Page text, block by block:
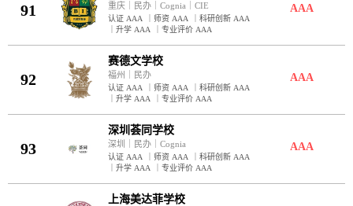
91 重庆 民办 ｜Cognia ｜CIE
认证 AAA 师资 AAA ｜科研创新 AAA
｜升学 AAA ｜专业评价 AAA
AAA
92
赛德文学校
福州 民办
认证 AAA 师资 AAA ｜科研创新 AAA
｜升学 AAA ｜专业评价 AAA
AAA
93
深圳荟同学校
深圳 民办 ｜Cognia
认证 AAA 师资 AAA ｜科研创新 AAA
｜升学 AAA ｜专业评价 AAA
AAA
上海美达菲学校